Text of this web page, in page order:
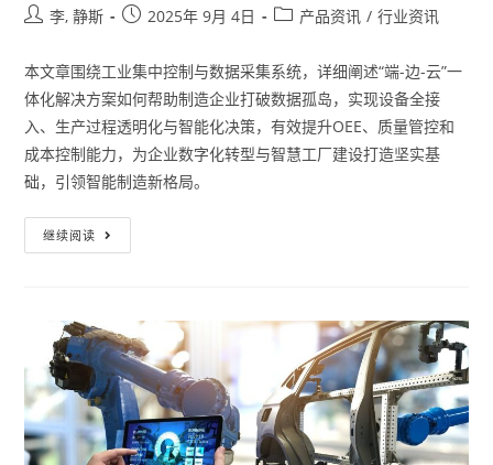
李, 静斯 2025年 9月 4日 产品资讯 / 行业资讯
本文章围绕工业集中控制与数据采集系统，详细阐述“端-边-云”一
体化解决方案如何帮助制造企业打破数据孤岛，实现设备全接
入、生产过程透明化与智能化决策，有效提升OEE、质量管控和
成本控制能力，为企业数字化转型与智慧工厂建设打造坚实基
础，引领智能制造新格局。
继续阅读